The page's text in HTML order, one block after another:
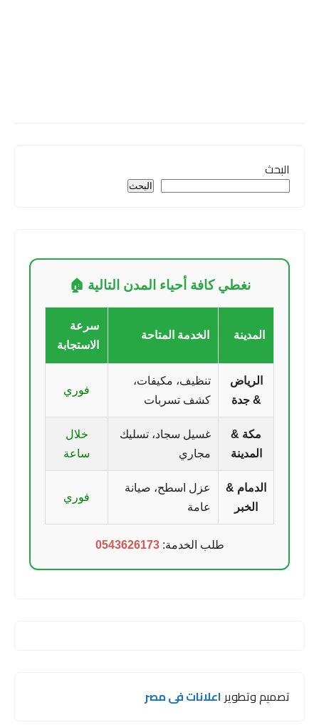
البحث
البحث
نغطي كافة أحياء المدن التالية 🏠
المدينة الخدمة المتاحة
سرعة
الاستجابة
الرياض
& جدة
تنظيف، مكيفات،
كشف تسربات
فوري
مكة &
المدينة
غسيل سجاد، تسليك
مجاري
خلال
ساعة
الدمام &
الخبر
عزل اسطح، صيانة
عامة
فوري
طلب الخدمة:0543626173
تصميم وتطويراعلانات فى مصر